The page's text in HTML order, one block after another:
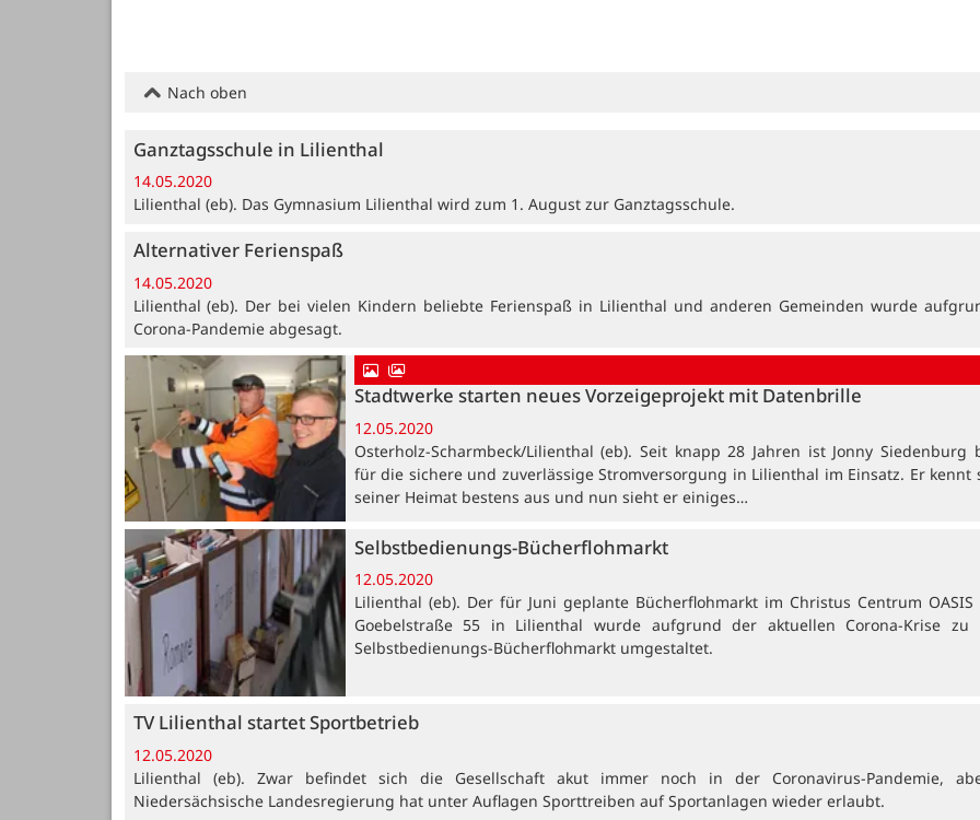
Nach oben
Ganztagsschule in Lilienthal
14.05.2020
Lilienthal (eb). Das Gymnasium Lilienthal wird zum 1. August zur Ganztagsschule.
Alternativer Ferienspaß
14.05.2020
Lilienthal (eb). Der bei vielen Kindern beliebte Ferienspaß in Lilienthal und anderen Gemeinden wurde
Corona-Pandemie abgesagt.
Stadtwerke starten neues Vorzeigeprojekt mit Datenbrille
12.05.2020
Osterholz-Scharmbeck/Lilienthal (eb). Seit knapp 28 Jahren ist Jonny Siedenburg
für die sichere und zuverlässige Stromversorgung in Lilienthal im Einsatz. Er kennt
seiner Heimat bestens aus und nun sieht er einiges…
Selbstbedienungs-Bücherflohmarkt
12.05.2020
Lilienthal (eb). Der für Juni geplante Bücherflohmarkt im Christus Centrum
Goebelstraße 55 in Lilienthal wurde aufgrund der aktuellen Corona-Krise zu
Selbstbedienungs-Bücherflohmarkt umgestaltet.
TV Lilienthal startet Sportbetrieb
12.05.2020
Lilienthal (eb). Zwar befindet sich die Gesellschaft akut immer noch in der Coronavirus-Pandemie,
Niedersächsische Landesregierung hat unter Auflagen Sporttreiben auf Sportanlagen wieder erlaubt.